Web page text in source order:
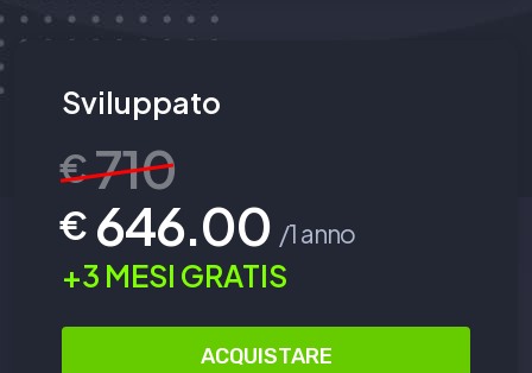
Sviluppato
€710
€ 646.00 /1 anno
+3 MESI GRATIS
ACQUISTARE